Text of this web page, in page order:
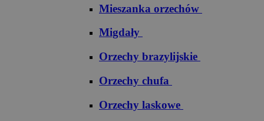
Mieszanka orzechów
Migdały
Orzechy brazylijskie
Orzechy chufa
Orzechy laskowe